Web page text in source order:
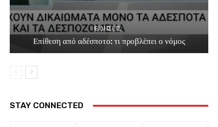
EΙΔΗΣΕΙΣ
Επίθεση από αδέσποτο: τι προβλέπει ο νόμος
STAY CONNECTED